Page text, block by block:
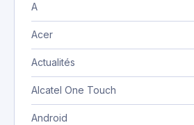
A
Acer
Actualités
Alcatel One Touch
Android